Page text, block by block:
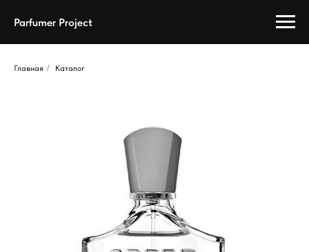
Parfumer Project
Главная / Каталог